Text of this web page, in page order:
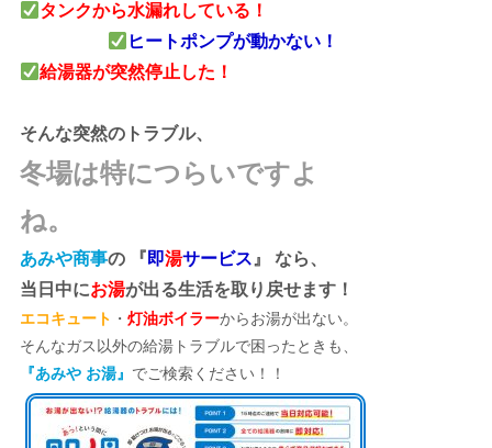
タンクから水漏れしている！
ヒートポンプが動かない！
給湯器が突然停止した！
そんな突然のトラブル、
冬場は特につらいですよ
ね。
あみや商事の 『即湯サービス 』 なら、
当日中にお湯が出る生活を取り戻せます！
エコキュート ・ 灯油ボイラーからお湯が出ない。
そんなガス以外の給湯トラブルで困ったときも、
『あみや お湯』 でご検索ください！！